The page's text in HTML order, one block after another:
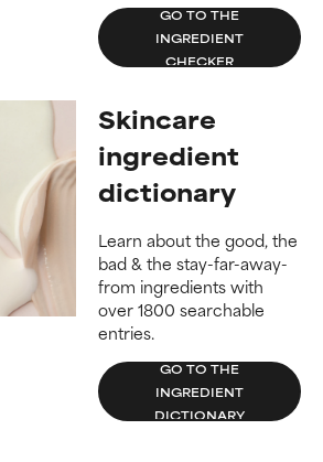
GO TO THE
INGREDIENT
CHECKER
Skincare
ingredient
dictionary
Learn about the good, the
bad & the stay-far-away-
from ingredients with
over 1800 searchable
entries.
GO TO THE
INGREDIENT
DICTIONARY